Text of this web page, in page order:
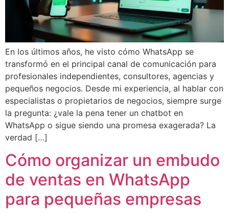
En los últimos años, he visto cómo WhatsApp se
transformó en el principal canal de comunicación para
profesionales independientes, consultores, agencias y
pequeños negocios. Desde mi experiencia, al hablar con
especialistas o propietarios de negocios, siempre surge
la pregunta: ¿vale la pena tener un chatbot en
WhatsApp o sigue siendo una promesa exagerada? La
verdad […]
Cómo organizar un embudo
de ventas en WhatsApp
para pequeñas empresas